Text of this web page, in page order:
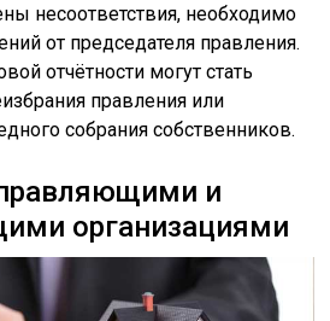
несоответствия, необходимо
от председателя правления.
отчётности могут стать
правления или
собрания собственников.
и
организациями